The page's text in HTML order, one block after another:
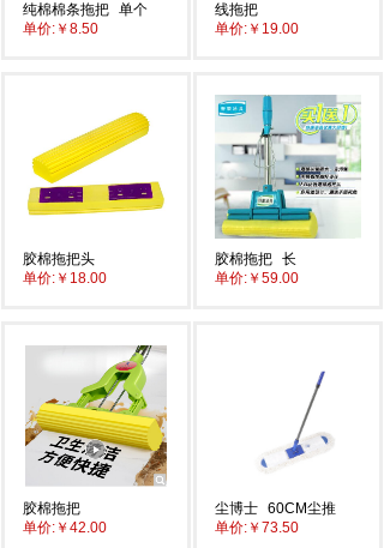
纯棉棉条拖把 单个
单价: ￥8.50
线拖把
单价: ￥19.00
胶棉拖把头
单价: ￥18.00
胶棉拖把 长
单价: ￥59.00
胶棉拖把
单价: ￥42.00
尘博士 60CM尘推
单价: ￥73.50